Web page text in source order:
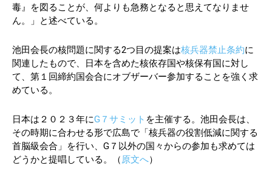
毒』を図ることが、何よりも急務となると思えてなりませ
ん。」と述べている。
池田会長の核問題に関する2つ目の提案は核兵器禁止条約に
関連したもので、日本を含めた核依存国や核保有国に対し
て、第１回締約国会合にオブザーバー参加することを強く求
めている。
日本は２０２３年にG７サミット を主催する。池田会長は、
その時期に合わせる形で広島で「核兵器の役割低減に関する
首脳級会合」を行い、G７以外の国々からの参加も求めては
どうかと提唱している。（原文へ）